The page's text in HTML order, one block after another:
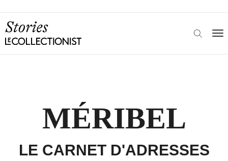
MÉRIBEL
LE CARNET D'ADRESSES